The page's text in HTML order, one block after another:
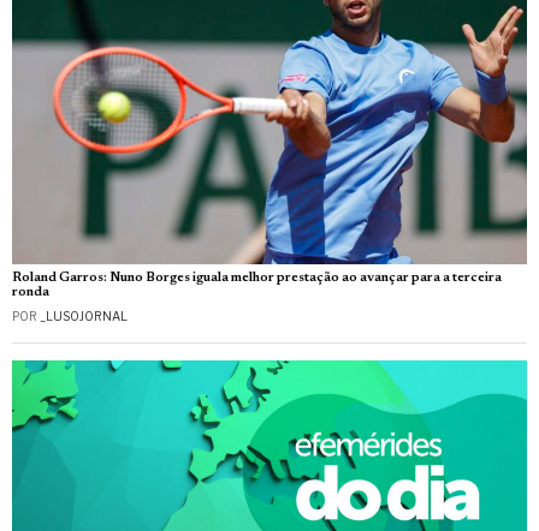
Roland Garros: Nuno Borges iguala melhor prestação ao avançar para a terceira
ronda
POR _LUSOJORNAL